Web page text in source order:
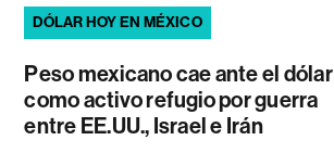
DÓLAR HOY EN MÉXICO
Peso mexicano cae ante el dólar
como activo refugio por guerra
entre EE.UU., Israel e Irán